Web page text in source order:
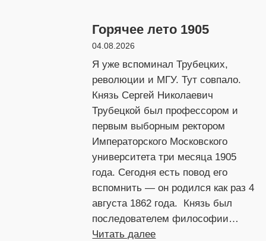
Горячее лето 1905
04.08.2026
Я уже вспоминал Трубецких,
революции и МГУ. Тут совпало.
Князь Сергей Николаевич
Трубецкой был профессором и
первым выборным ректором
Императорского Московского
университета три месяца 1905
года. Сегодня есть повод его
вспомнить — он родился как раз 4
августа 1862 года. Князь был
последователем философии…
Читать далее: